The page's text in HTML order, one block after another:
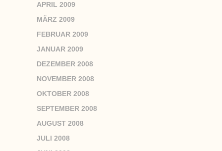
APRIL 2009
MÄRZ 2009
FEBRUAR 2009
JANUAR 2009
DEZEMBER 2008
NOVEMBER 2008
OKTOBER 2008
SEPTEMBER 2008
AUGUST 2008
JULI 2008